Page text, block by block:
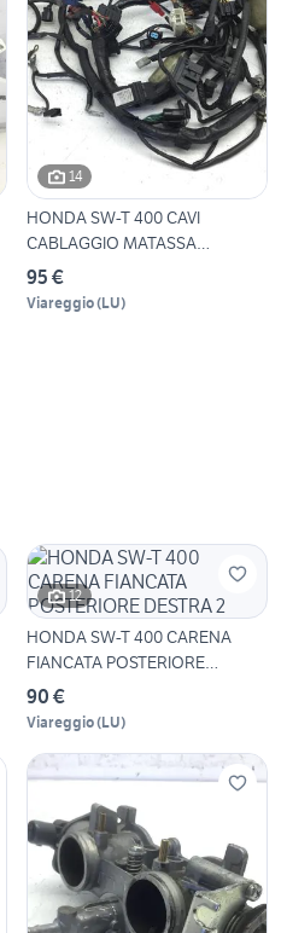
14
HONDA SW-T 400 CAVI
CABLAGGIO MATASSA
IMPIANTO ELE
95 €
Viareggio(LU)
12
HONDA SW-T 400 CARENA
FIANCATA POSTERIORE
DESTRA 2
90 €
Viareggio(LU)